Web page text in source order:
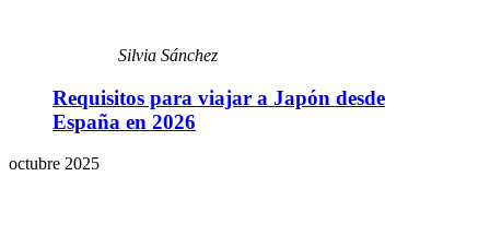
Silvia Sánchez
Requisitos para viajar a Japón desde
España en 2026
octubre 2025